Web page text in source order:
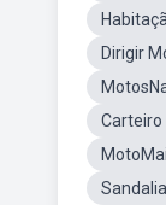
Dirigir
Carteiro